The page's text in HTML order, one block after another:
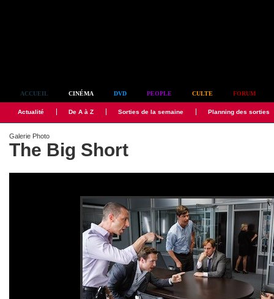
ACCUEIL CINÉMA DVD PEOPLE CULTE FORUM
Actualité De A à Z Sorties de la semaine Planning des sorties
Galerie Photo
The Big Short